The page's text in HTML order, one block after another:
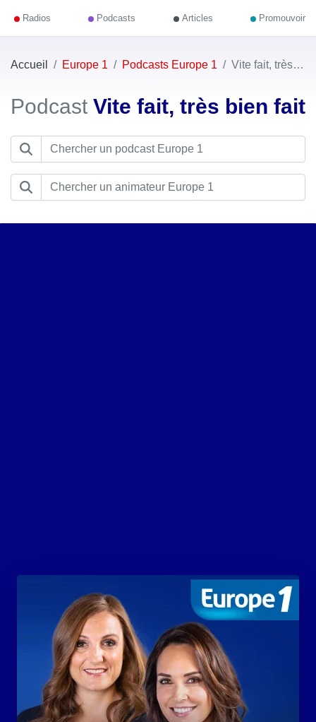
Radios Podcasts Articles Promouvoir
Accueil Europe 1 Podcasts Europe 1 Vite fait, très bien fait
Podcast Vite fait, très bien fait